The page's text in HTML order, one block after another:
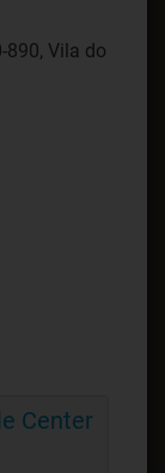
890, Vila do
Center